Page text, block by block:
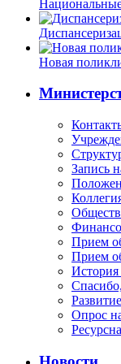
Новая
Запись
Прием
Прием
История
Опрос